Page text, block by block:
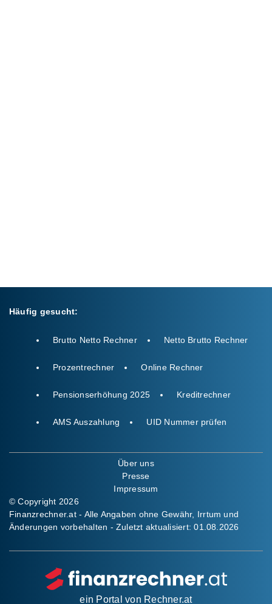
Häufig gesucht:
Brutto Netto Rechner Netto Brutto Rechner
Prozentrechner Online Rechner
Pensionserhöhung 2025 Kreditrechner
AMS Auszahlung UID Nummer prüfen
Über uns
Presse
Impressum
© Copyright 2026
Finanzrechner.at - Alle Angaben ohne Gewähr, Irrtum und
Änderungen vorbehalten - Zuletzt aktualisiert:01.08.2026
ein Portal von Rechner.at